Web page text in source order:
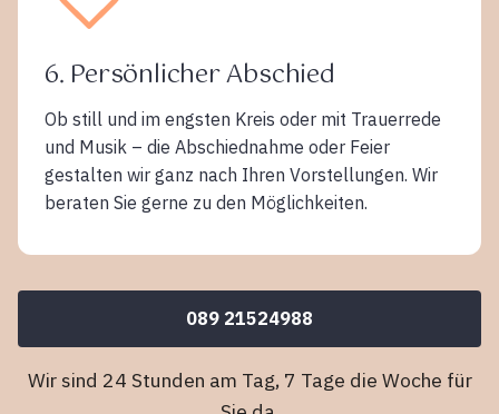
6. Persönlicher Abschied
Ob still und im engsten Kreis oder mit Trauerrede
und Musik – die Abschiednahme oder Feier
gestalten wir ganz nach Ihren Vorstellungen. Wir
beraten Sie gerne zu den Möglichkeiten.
089 21524988
Wir sind 24 Stunden am Tag, 7 Tage die Woche für